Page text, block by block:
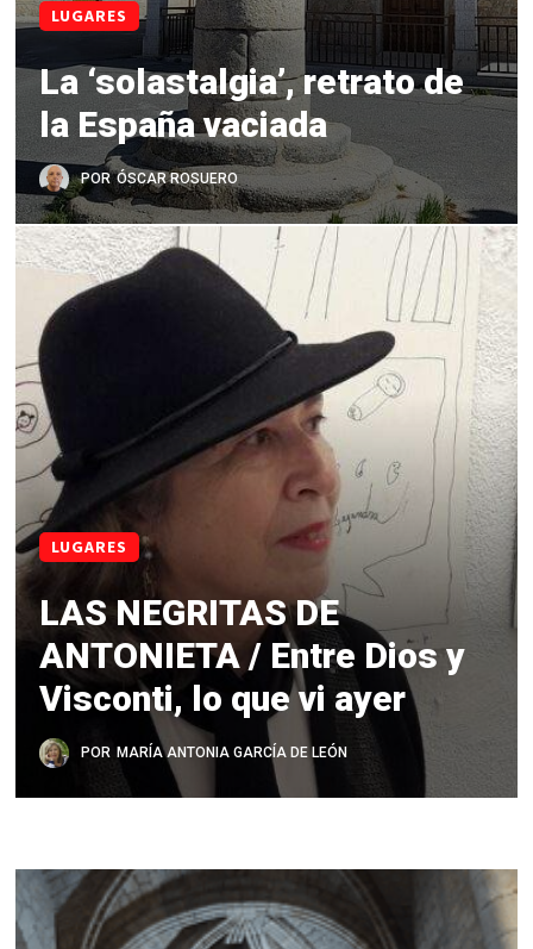
LUGARES
La ‘solastalgia’, retrato de
la España vaciada
POR ÓSCAR ROSUERO
LUGARES
LAS NEGRITAS DE
ANTONIETA / Entre Dios y
Visconti, lo que vi ayer
POR MARÍA ANTONIA GARCÍA DE LEÓN